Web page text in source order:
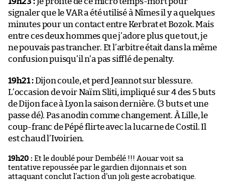
signaler que le VAR a été utilisé à Nîmes il y a quelques
minutes pour un contact entre Kerbrat et Bozok. Mais
entre ces deux hommes que j’adore plus que tout, je
ne pouvais pas trancher. Et l’arbitre était dans la même
confusion puisqu’il n’a pas sifflé de penalty.
19h21 :Dijon coule, et perd Jeannot sur blessure.
L’occasion de voir Naïm Sliti, impliqué sur 4 des 5 buts
de Dijon face à Lyon la saison dernière. (3 buts et une
passe dé). Pas anodin comme changement. À Lille, le
coup-franc de Pépé flirte avec la lucarne de Costil. Il
est chaud l’Ivoirien.
19h20 : Et le doublé pour Dembélé !!! Aouar voit sa
tentative repoussée par le gardien dijonnais et son
attaquant conclut l’action d’un joli geste acrobatique.